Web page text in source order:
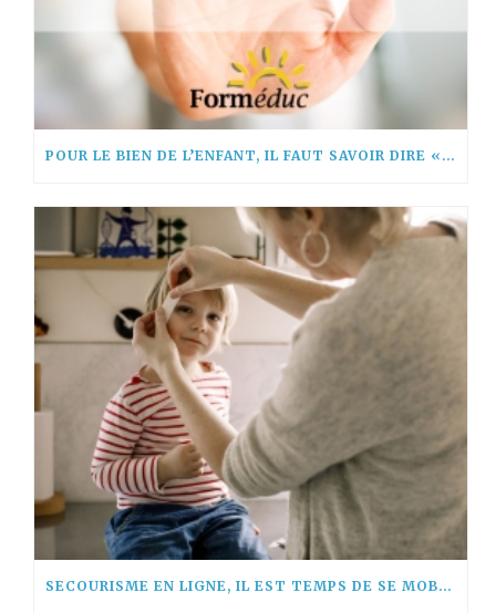
POUR LE BIEN DE L’ENFANT, IL FAUT SAVOIR DIRE « NON! »
SECOURISME EN LIGNE, IL EST TEMPS DE SE MOBILISER !